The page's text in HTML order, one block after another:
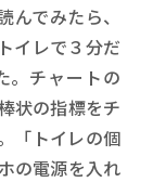
でみたら、
イレで３分だ
。チャートの
状の指標をチ
「トイレの個
の電源を入れ